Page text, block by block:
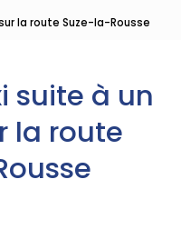
la route Suze-la-Rousse
suite à un
la route